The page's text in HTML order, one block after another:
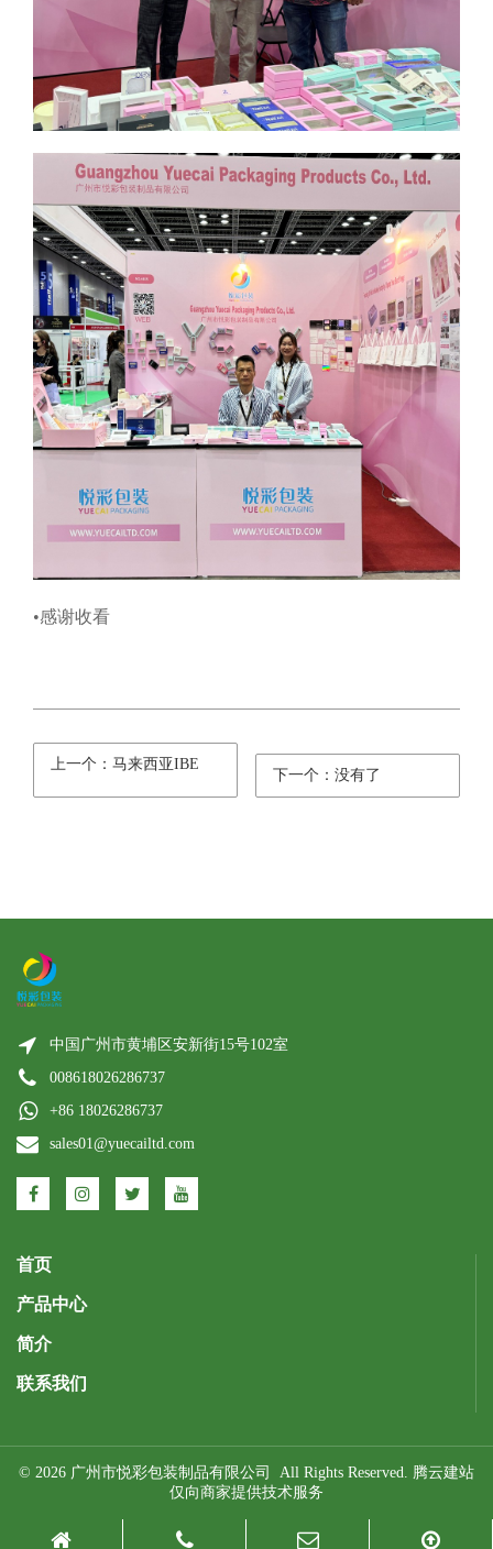
•感谢收看
上一个：马来西亚IBE
下一个：没有了
中国广州市黄埔区安新街15号102室
008618026286737
+86 18026286737
sales01@yuecailtd.com
首页
产品中心
简介
联系我们
© 2026 广州市悦彩包装制品有限公司 All Rights Reserved. 腾云建站
仅向商家提供技术服务